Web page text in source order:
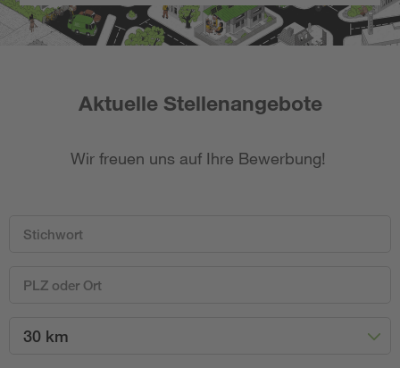
Aktuelle Stellenangebote
Wir freuen uns auf Ihre Bewerbung!
30 km